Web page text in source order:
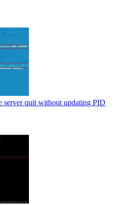
quit without updating PID